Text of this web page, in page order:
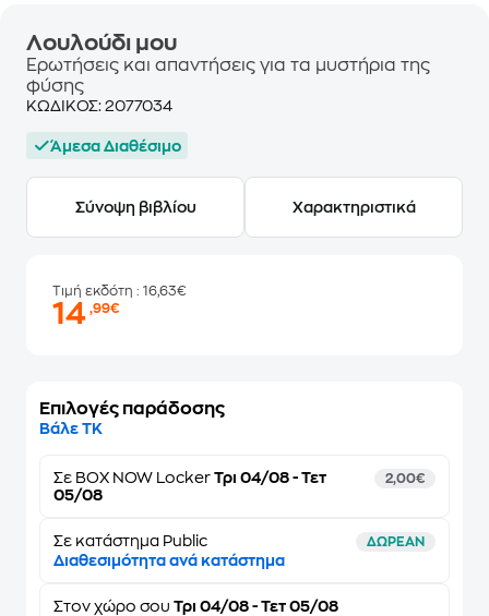
Λουλούδι μου
Ερωτήσεις και απαντήσεις για τα μυστήρια της
φύσης
ΚΩΔΙΚΟΣ: 2077034
Άμεσα Διαθέσιμο
Σύνοψη βιβλίου Χαρακτηριστικά
Τιμή εκδότη : 16,63€
14,99€
Επιλογές παράδοσης
Βάλε ΤΚ
Σε BOX NOW Locker Τρι 04/08 - Τετ
05/08
2,00€
Σε κατάστημα Public ΔΩΡΕΑΝ
Διαθεσιμότητα ανά κατάστημα
Στον χώρο σου Τρι 04/08 - Τετ 05/08